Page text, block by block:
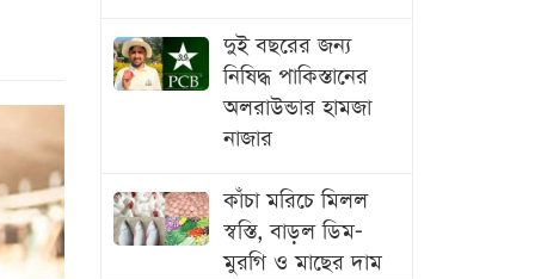
দুই বছরের জন্য
নিষিদ্ধ পাকিস্তানের
অলরাউন্ডার হামজা
নাজার
কাঁচা মরিচে মিলল
স্বস্তি, বাড়ল ডিম-
মুরগি ও মাছের দাম